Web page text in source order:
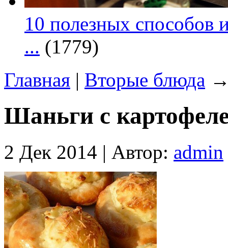
10 полезных способов
... (1779)
Главная | Вторые блюда
Шаньги с
2 Дек 2014 | Автор: admin